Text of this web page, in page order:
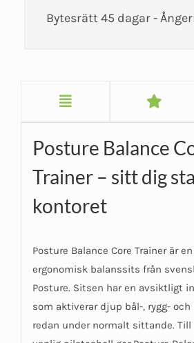
Bytesrätt 45 dagar -
Posture Balance
Trainer – sitt dig
kontoret
Posture Balance Core Trainer är
ergonomisk balanssits från
Posture. Sitsen har en avsiktligt
som aktiverar djup bål-, rygg-
redan under normalt sittande.